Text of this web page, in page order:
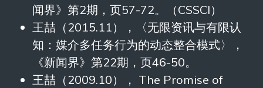
闻界》第2期，页57-72。（CSSCI）
王喆（2015.11），〈无限资讯与有限认
知：媒介多任务行为的动态整合模式〉，
《新闻界》第22期，页46-50。
王喆（2009.10）， The Promise of